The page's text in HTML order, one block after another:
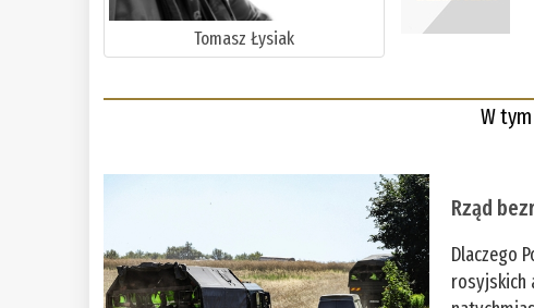
Tomasz Łysiak
W
Rząd
Dlaczego
rosyjskich